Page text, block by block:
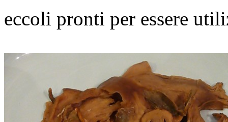
eccoli pronti per essere